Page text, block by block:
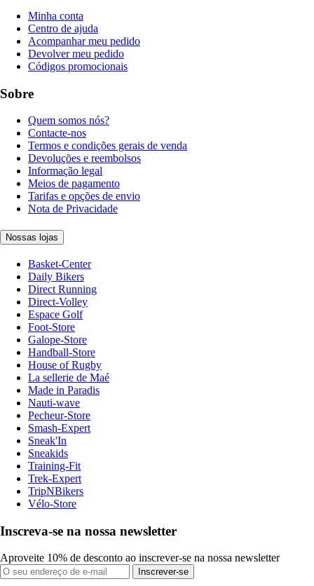
Minha conta
Centro de ajuda
Acompanhar meu pedido
Devolver meu pedido
Códigos promocionais
Sobre
Quem somos nós?
Contacte-nos
Termos e condições gerais de venda
Devoluções e reembolsos
Informação legal
Meios de pagamento
Tarifas e opções de envio
Nota de Privacidade
Nossas lojas
Basket-Center
Daily Bikers
Direct Running
Direct-Volley
Espace Golf
Foot-Store
Galope-Store
Handball-Store
House of Rugby
La sellerie de Maé
Made in Paradis
Nauti-wave
Pecheur-Store
Smash-Expert
Sneak'In
Sneakids
Training-Fit
Trek-Expert
TripNBikers
Vélo-Store
Inscreva-se na nossa newsletter
Aproveite 10% de desconto ao inscrever-se na nossa newsletter
Inscrever-se